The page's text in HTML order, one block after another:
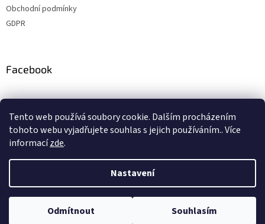
Tento web používá soubory cookie. Dalším procházením
tohoto webu vyjadřujete souhlas s jejich používáním.. Více
informacízde.
Nastavení
Odmítnout Souhlasím
Obchodní podmínky
GDPR
Facebook
Instagram
Copyright 2026ZBSteelshop. Všechna práva vyhrazena.Upravit